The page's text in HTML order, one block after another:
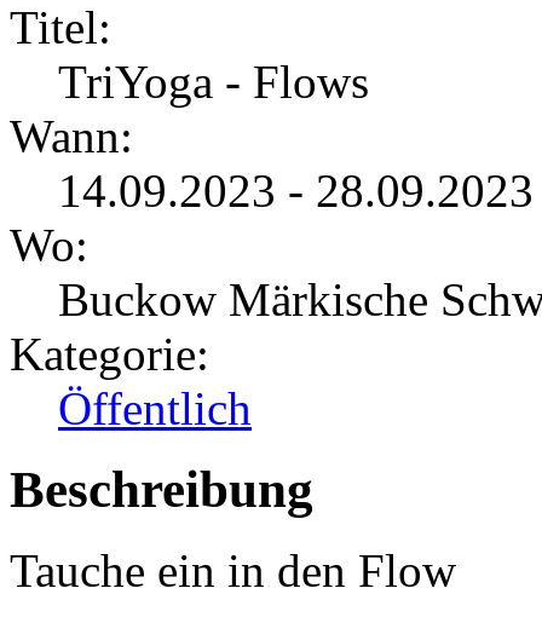
Titel:
TriYoga - Flows
Wann:
14.09.2023 -
Wo:
Buckow Märkische
Kategorie:
Öffentlich
Beschreibung
Tauche ein in den Flow